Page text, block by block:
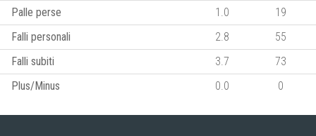
Palle perse
1.0
19
Falli personali
2.8
55
Falli subiti
3.7
73
Plus/Minus
0.0 0